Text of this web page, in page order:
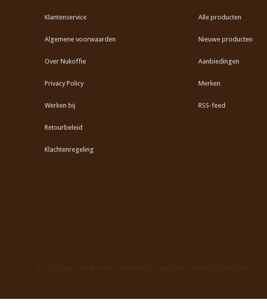
Klantenservice
Algemene voorwaarden
Over Nukoffie
Privacy Policy
Werken bij
Retourbeleid
Klachtenregeling
Alle producten
Nieuwe producten
Aanbiedingen
Merken
RSS-feed